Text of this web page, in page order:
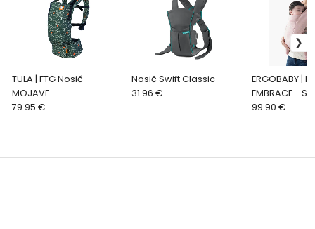
TULA | FTG Nosič -
MOJAVE
79.95 €
Nosič Swift Classic
31.96 €
ERGOBABY |
EMBRACE -
BLUSH PINK
99.90 €